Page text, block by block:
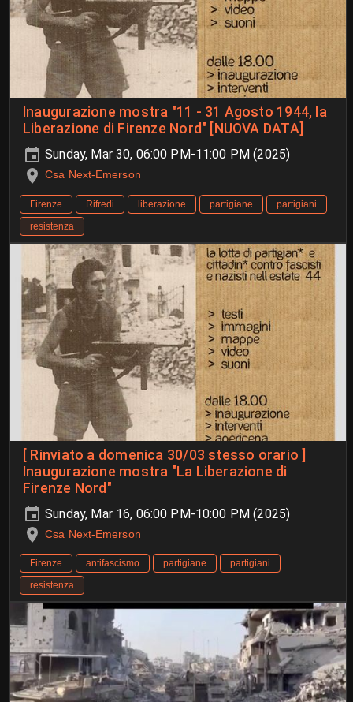
Inaugurazione mostra "11 - 31 Agosto 1944, la
Liberazione di Firenze Nord" [NUOVA DATA]
Sunday, Mar 30, 06:00 PM-11:00 PM (2025)
Csa Next-Emerson
Firenze Rifredi liberazione partigiane
partigiani
resistenza
[ Rinviato a domenica 30/03 stesso orario ]
Inaugurazione mostra "La Liberazione di
Firenze Nord"
Sunday, Mar 16, 06:00 PM-10:00 PM (2025)
Csa Next-Emerson
Firenze antifascismo partigiane
partigiani
resistenza